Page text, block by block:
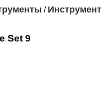
/ Инструмент
Set 9